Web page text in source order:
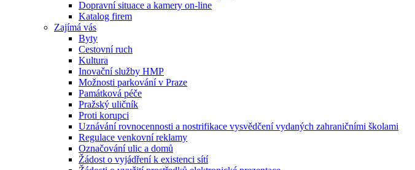
Dopravní situace a kamery on-line
Katalog firem
Zajímá vás
Byty
Cestovní ruch
Kultura
Inovační služby HMP
Možnosti parkování v Praze
Památková péče
Pražský uličník
Proti korupci
Uznávání rovnocennosti a nostrifikace vysvědčení vydaných zahraničními školami
Regulace venkovní reklamy
Označování ulic a domů
Žádost o vyjádření k existenci sítí